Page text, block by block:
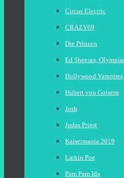
Circus Electric
CRAZY69
Die Prinzen
Ed Sheeran,
Hollywood Vampires
Hubert von Goisern
Josh
Judas Priest
Kaisermania 2019
Larkin Poe
Pam Pam Ida